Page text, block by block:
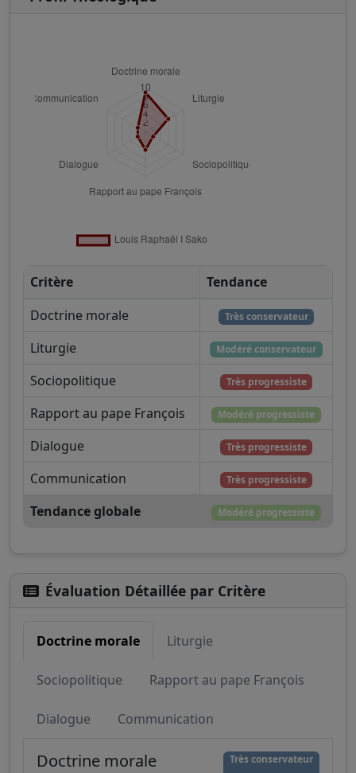
Critère
Tendance
Doctrine morale
Très conservateur
Liturgie Modéré conservateur
Sociopolitique Très progressiste
Rapport au pape François Modéré progressiste
Dialogue Très progressiste
Communication Très progressiste
Tendance globale Modéré progressiste
Évaluation Détaillée par Critère
Doctrine morale Liturgie
Sociopolitique Rapport au pape François
Dialogue Communication
Doctrine morale Très conservateur